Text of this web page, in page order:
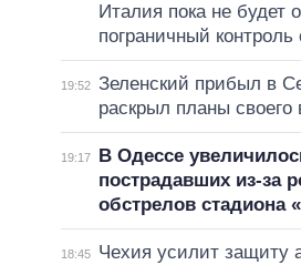
Италия пока не будет
пограничный
19:52 Зеленский прибыл в
раскрыл планы своего
19:17
В Одессе
пострадавших из-за
обстрелов стадиона
18:45
Чехия усилит защиту